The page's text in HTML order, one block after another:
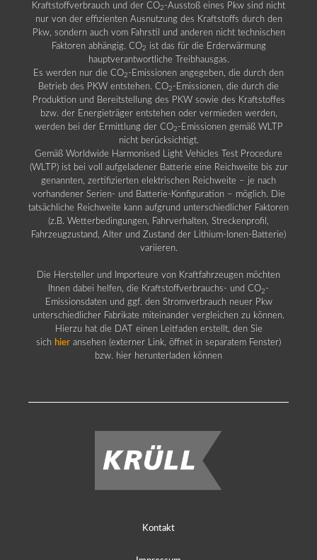
Kraftstoffverbrauch und der CO2 -Ausstoß eines Pkw sind nicht
nur von der effizienten Ausnutzung des Kraftstoffs durch den
Pkw, sondern auch vom Fahrstil und anderen nicht technischen
Faktoren abhängig. CO2 ist das für die Erderwärmung
hauptverantwortliche Treibhausgas.
Es werden nur die CO2 -Emissionen angegeben, die durch den
Betrieb des PKW entstehen. CO2 -Emissionen, die durch die
Produktion und Bereitstellung des PKW sowie des Kraftstoffes
bzw. der Energieträger entstehen oder vermieden werden,
werden bei der Ermittlung der CO2 -Emissionen gemäß WLTP
nicht berücksichtigt.
Gemäß Worldwide Harmonised Light Vehicles Test Procedure
(WLTP) ist bei voll aufgeladener Batterie eine Reichweite bis zur
genannten, zertifizierten elektrischen Reichweite – je nach
vorhandener Serien- und Batterie-Konfiguration – möglich. Die
tatsächliche Reichweite kann aufgrund unterschiedlicher Faktoren
(z.B. Wetterbedingungen, Fahrverhalten, Streckenprofil,
Fahrzeugzustand, Alter und Zustand der Lithium-Ionen-Batterie)
variieren.
Die Hersteller und Importeure von Kraftfahrzeugen möchten
Ihnen dabei helfen, die Kraftstoffverbrauchs- und CO2 -
Emissionsdaten und ggf. den Stromverbrauch neuer Pkw
unterschiedlicher Fabrikate miteinander vergleichen zu können.
Hierzu hat die DAT einen Leitfaden erstellt, den Sie
sich hier ansehen (externer Link, öffnet in separatem Fenster)
bzw. hier herunterladen können
Kontakt